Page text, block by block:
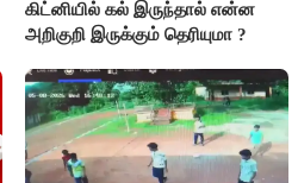
கிட்னியில் கல் இருந்தால் என்ன
அறிகுறி இருக்கும் தெரியுமா ?